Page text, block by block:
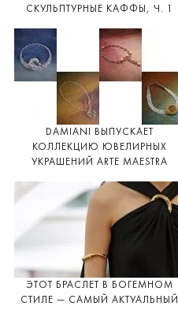
СКУЛЬПТУРНЫЕ КАФФЫ, Ч. 1
DAMIANI ВЫПУСКАЕТ
КОЛЛЕКЦИЮ ЮВЕЛИРНЫХ
УКРАШЕНИЙ ARTE MAESTRA
ЭТОТ БРАСЛЕТ В БОГЕМНОМ
СТИЛЕ — САМЫЙ АКТУАЛЬНЫЙ